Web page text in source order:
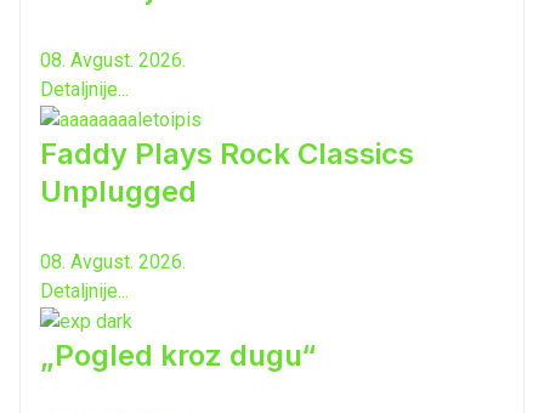
08. Avgust. 2026.
Detaljnije...
Faddy Plays Rock Classics
Unplugged
08. Avgust. 2026.
Detaljnije...
„Pogled kroz dugu“